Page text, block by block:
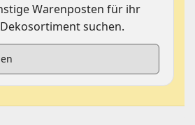
Warenposten für ihr
suchen.